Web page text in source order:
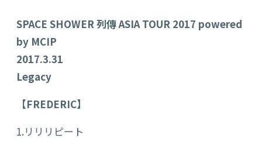
SPACE SHOWER 列傳 ASIA TOUR 2017 powered
by MCIP
2017.3.31
Legacy
【FREDERIC】
1.リリリピート